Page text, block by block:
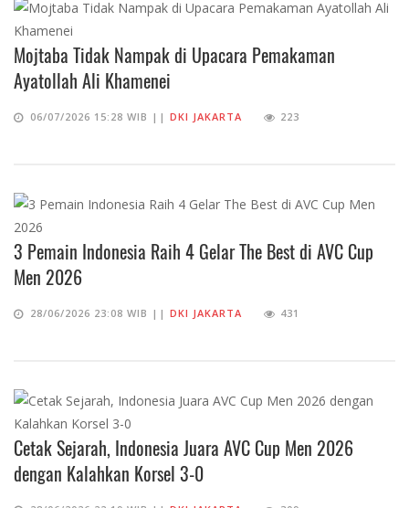
Mojtaba Tidak Nampak di Upacara Pemakaman
Ayatollah Ali Khamenei
06/07/2026 15:28 WIB || DKI JAKARTA 223
3 Pemain Indonesia Raih 4 Gelar The Best di AVC Cup
Men 2026
28/06/2026 23:08 WIB || DKI JAKARTA 431
Cetak Sejarah, Indonesia Juara AVC Cup Men 2026
dengan Kalahkan Korsel 3-0